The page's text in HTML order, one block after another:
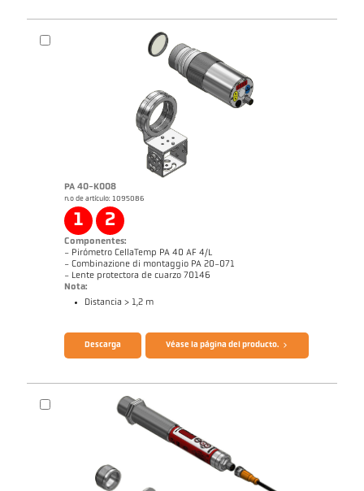
PA 40-K008
n.o de artículo: 1095086
1 2
Componentes:
- Pirómetro CellaTemp PA 40 AF 4/L
- Combinazione di montaggio PA 20-071
- Lente protectora de cuarzo 70146
Nota:
Distancia > 1,2 m
Folleto CellaTemp PA
Descarga Véase la página del producto.